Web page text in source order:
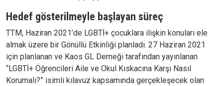
Hedef gösterilmeyle başlayan süreç
TTM, Haziran 2021’de LGBTİ+ çocuklara ilişkin konuları ele
almak üzere bir Gönüllü Etkinliği planladı. 27 Haziran 2021
için planlanan ve Kaos GL Derneği tarafından yayınlanan
“LGBTİ+ Öğrencileri Aile ve Okul Kıskacına Karşı Nasıl
Korumalı?” isimli kılavuz kapsamında gerçekleşecek olan